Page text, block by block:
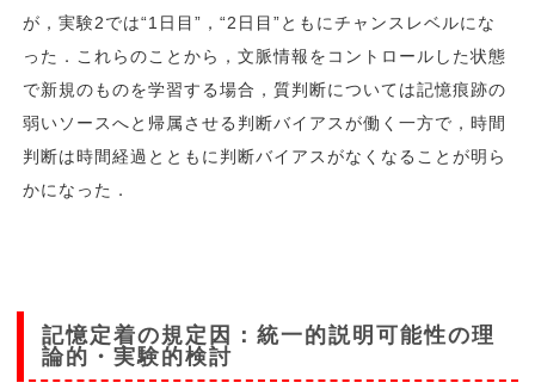
が，実験2では“1日目”，“2日目”ともにチャンスレベルにな
った．これらのことから，文脈情報をコントロールした状態
で新規のものを学習する場合，質判断については記憶痕跡の
弱いソースへと帰属させる判断バイアスが働く一方で，時間
判断は時間経過とともに判断バイアスがなくなることが明ら
かになった．
記憶定着の規定因：統一的説明可能性の理
論的・実験的検討